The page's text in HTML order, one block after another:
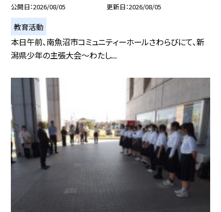
公開日 2026/08/05 更新日 2026/08/05
教育活動
本日午前、南魚沼市コミュニティーホールさわらびにて、新
潟県少年の主張大会～わたし...